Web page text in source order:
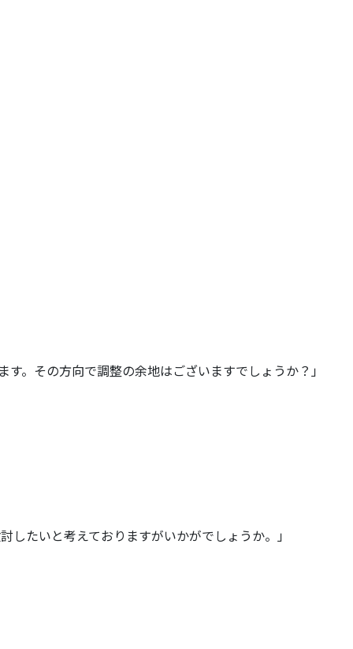
。その方向で調整の余地はございますでしょうか？」
たいと考えておりますがいかがでしょうか。」